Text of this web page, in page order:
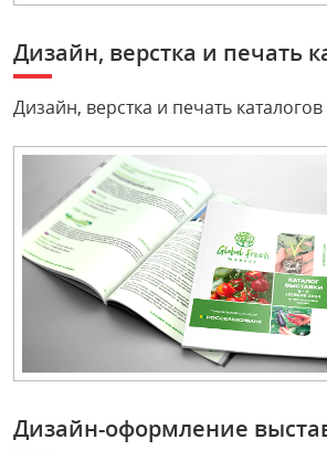
Дизайн, верстка и печать
Дизайн, верстка и печать каталогов
Дизайн-оформление